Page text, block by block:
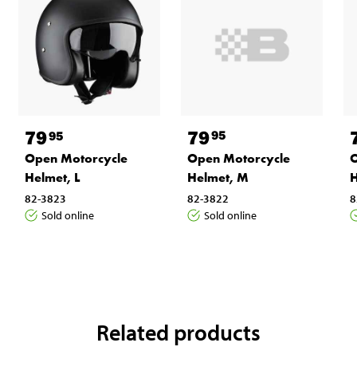
7995
Open Motorcycle
Helmet, L
82-3823
Sold online
7995
Open Motorcycle
Helmet, M
82-3822
Sold online
Related products